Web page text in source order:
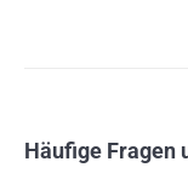
Häufige Fragen